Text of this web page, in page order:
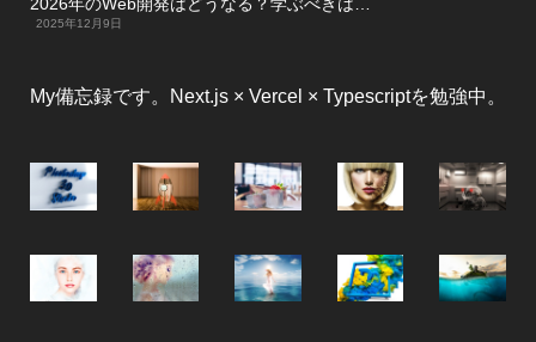
2025年12月9日
My備忘録です。Next.js × Vercel × Typescriptを勉強中。